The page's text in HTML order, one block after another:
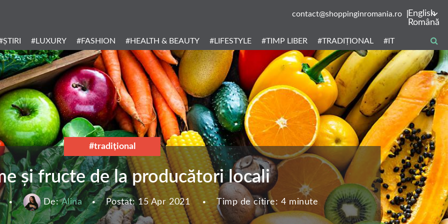
contact@shoppinginromania.ro
English
Română
#LUXURY #FASHION #HEALTH & BEAUTY #LIFESTYLE #TIMP LIBER #TRADIȚIONAL #IT
#tradiţional
și fructe de la producători locali
De: Alina Postat: 15 Apr 2021 Timp de citire: 4 minute